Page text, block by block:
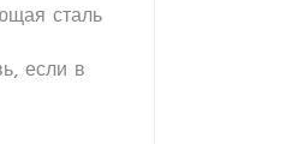
сталь
если в